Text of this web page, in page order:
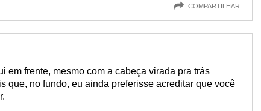
COMPARTILHAR
em frente, mesmo com a cabeça virada pra trás
que, no fundo, eu ainda preferisse acreditar que você